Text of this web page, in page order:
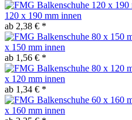
120 x 190 mm innen
ab 2,38 € *
x 150 mm innen
ab 1,56 € *
x 120 mm innen
ab 1,34 € *
x 160 mm innen